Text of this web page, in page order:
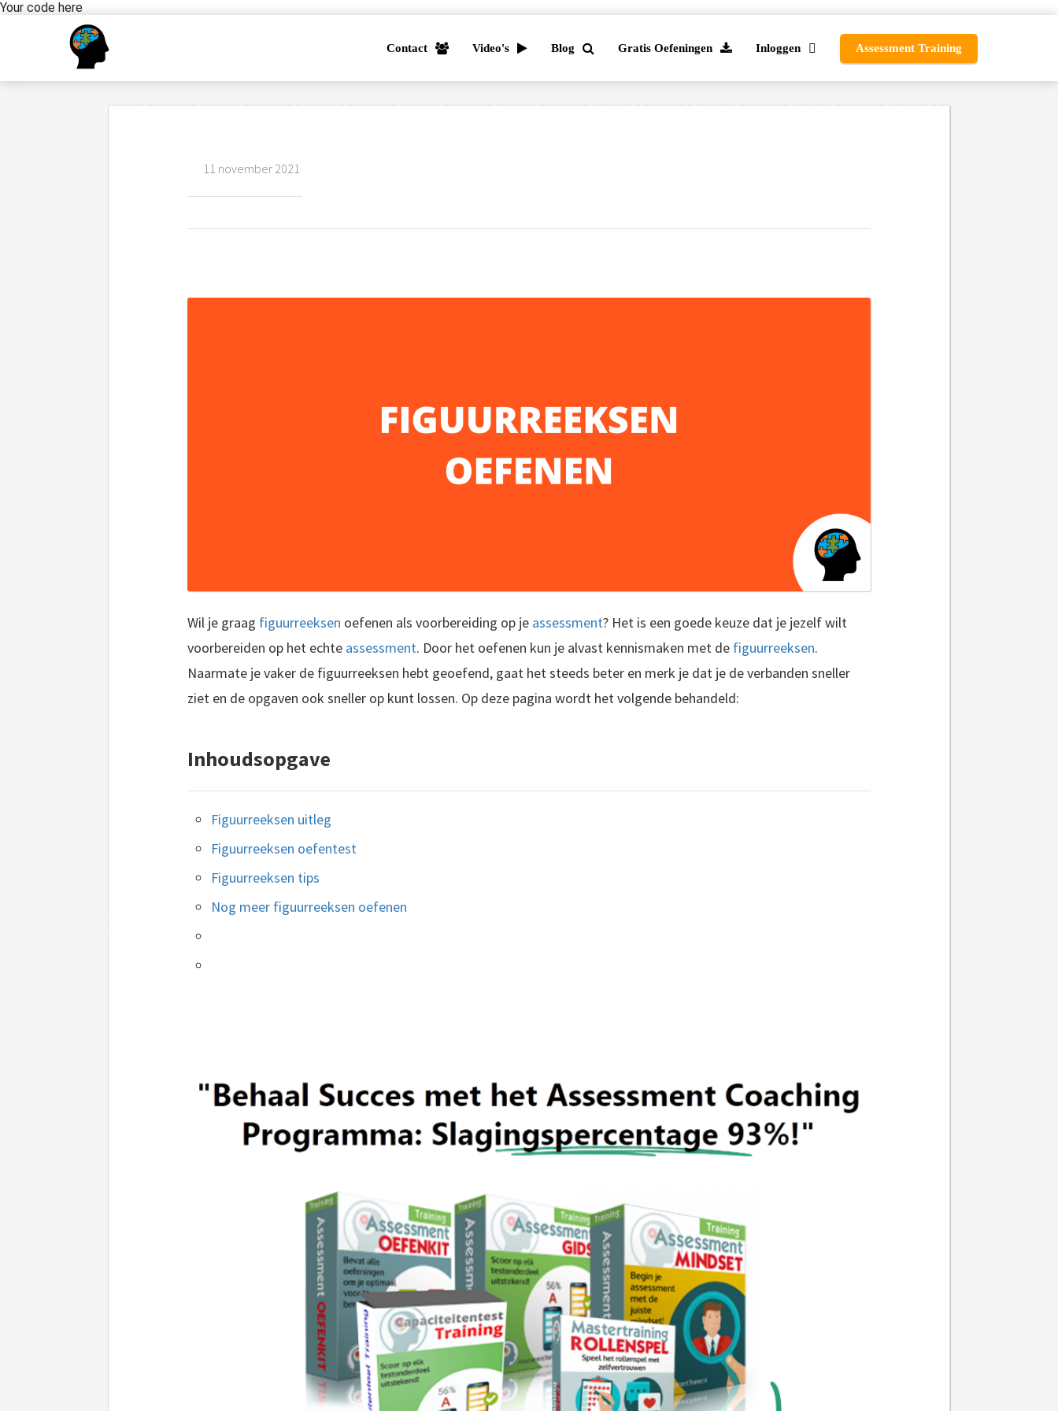
Your code here
Contact Video's Blog Gratis Oefeningen Inloggen Assessment Training
11 november 2021
Wil je graag figuurreeksen oefenen als voorbereiding op je assessment? Het is een goede keuze dat je jezelf wilt
voorbereiden op het echte assessment. Door het oefenen kun je alvast kennismaken met de figuurreeksen.
Naarmate je vaker de figuurreeksen hebt geoefend, gaat het steeds beter en merk je dat je de verbanden sneller
ziet en de opgaven ook sneller op kunt lossen. Op deze pagina wordt het volgende behandeld:
Inhoudsopgave
Figuurreeksen uitleg
Figuurreeksen oefentest
Figuurreeksen tips
Nog meer figuurreeksen oefenen